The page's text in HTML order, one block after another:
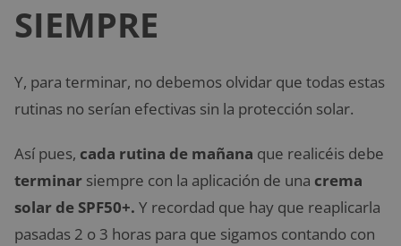
SIEMPRE
Y, para terminar, no debemos olvidar que todas estas
rutinas no serían efectivas sin la protección solar.
Así pues, cada rutina de mañana que realicéis debe
terminar siempre con la aplicación de una crema
solar de SPF50+. Y recordad que hay que reaplicarla
pasadas 2 o 3 horas para que sigamos contando con